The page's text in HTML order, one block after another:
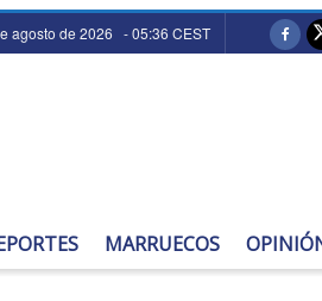
agosto de 2026 - 05:36 CEST
MARRUECOS